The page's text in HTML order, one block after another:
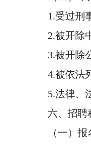
1.受过刑
2.被开除
3.被开除
4.被依法
5.法律、
六、招聘
（一）报